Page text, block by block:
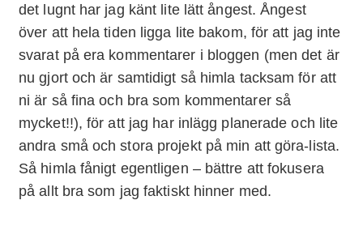
det lugnt har jag känt lite lätt ångest. Ångest
över att hela tiden ligga lite bakom, för att jag inte
svarat på era kommentarer i bloggen (men det är
nu gjort och är samtidigt så himla tacksam för att
ni är så fina och bra som kommentarer så
mycket!!), för att jag har inlägg planerade och lite
andra små och stora projekt på min att göra-lista.
Så himla fånigt egentligen – bättre att fokusera
på allt bra som jag faktiskt hinner med.